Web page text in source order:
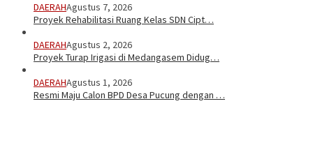
DAERAHAgustus 7, 2026
Proyek Rehabilitasi Ruang Kelas SDN Cipt…
DAERAHAgustus 2, 2026
Proyek Turap Irigasi di Medangasem Didug…
DAERAHAgustus 1, 2026
Resmi Maju Calon BPD Desa Pucung dengan …